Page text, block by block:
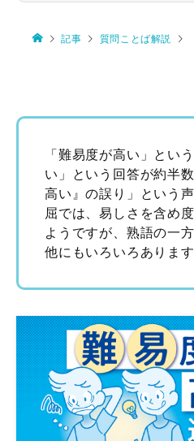
記事 質問ことば解説
「難易度が高い」とい
い」という回答が約半
高い』の誤り」という
屈では、易しさを含め
ようですが、熟語の一
他にもいろいろあります